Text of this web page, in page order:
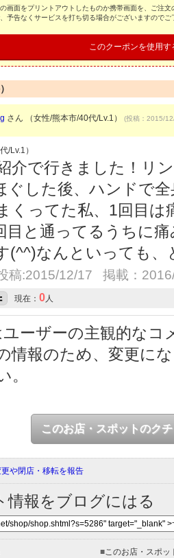
面をプリントアウトしたものか携帯画面を、ご注
予告なくサービスを打ち切る場合がございますのでご
このクーポンを使用す
さん （女性/熊本市/40代/Lv.1） (投稿：2015/
/Lv.1）
介で行きました！リ
ぐした後、ハンドで
くってた私、1回目
目と通ってるうちに
(^^)なんといっても
投稿:2015/12/17 掲載：
現在： 0人
ーザーの主観的なコ
情報のため、変更に
。
このお店・スポットのク
や閉店・移転を報告
情報をブログにはる
■このお店・スポッ